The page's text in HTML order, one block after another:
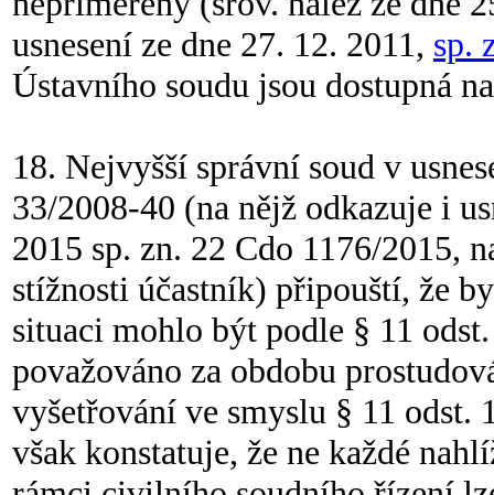
usnesení ze dne 27. 12. 2011, sp.
Ústavního soudu jsou dostupná
18. Nejvyšší správní soud v
33/2008-40 (na nějž odkazuje i
2015 sp. zn. 22 Cdo 1176/2015,
stížnosti účastník) připouští, že
situaci mohlo být podle § 11
považováno za obdobu
vyšetřování ve smyslu § 11
však konstatuje, že ne každé